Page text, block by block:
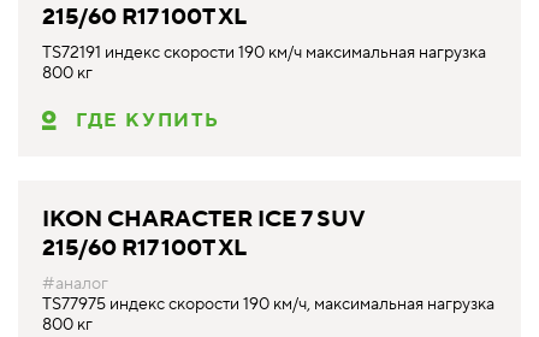
215/60 R17 100T XL
TS72191 индекс скорости 190 км/ч максимальная нагрузка
800 кг
ГДЕ КУПИТЬ
IKON CHARACTER ICE 7 SUV
215/60 R17 100T XL
#аналог
TS77975 индекс скорости 190 км/ч, максимальная нагрузка
800 кг